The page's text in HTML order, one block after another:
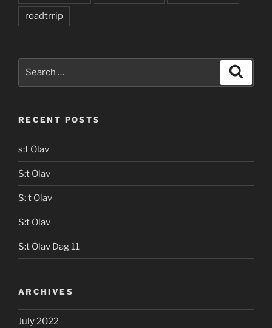
roadtrrip
RECENT POSTS
s:t Olav
S:t Olav
S: t Olav
S:t Olav
S:t Olav Dag 11
ARCHIVES
July 2022